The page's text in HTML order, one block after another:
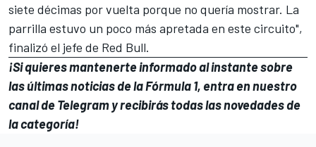
siete décimas por vuelta porque no quería mostrar. La
parrilla estuvo un poco más apretada en este circuito",
finalizó el jefe de Red Bull.
¡Si quieres mantenerte informado al instante sobre
las últimas noticias de la Fórmula 1, entra ennuestro
canal de Telegramy recibirás todas las novedades de
la categoría!